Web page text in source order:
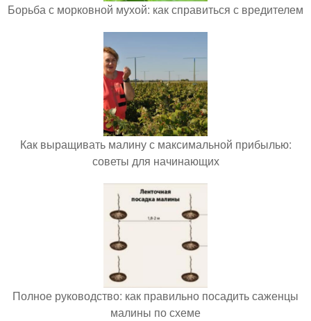
Борьба с морковной мухой: как справиться с вредителем
Как выращивать малину с максимальной прибылью:
советы для начинающих
Полное руководство: как правильно посадить саженцы
малины по схеме